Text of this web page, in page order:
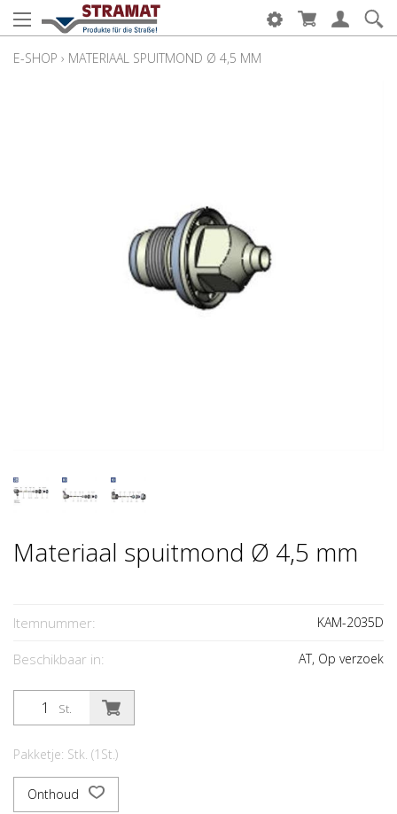
E-SHOP › MATERIAAL SPUITMOND Ø 4,5 MM
Materiaal spuitmond Ø 4,5 mm
Itemnummer: KAM-2035D
Beschikbaar in: AT, Op verzoek
St.
Pakketje: Stk. (1St.)
Onthoud